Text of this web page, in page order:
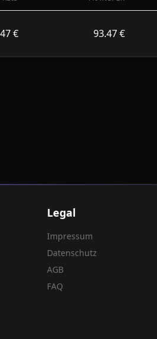
€ 93.47 €
Legal
Impressum
Datenschutz
AGB
FAQ